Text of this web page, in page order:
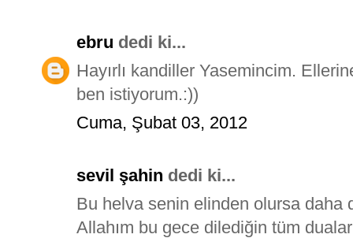
ebru dedi ki...
Hayırlı kandiller Yasemincim.
ben istiyorum.:))
Cuma, Şubat 03, 2012
sevil şahin dedi ki...
Bu helva senin elinden olursa daha
Allahım bu gece dilediğin tüm